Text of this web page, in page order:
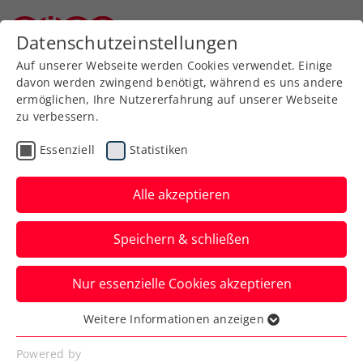
Zurück zur Newsübersicht
ATP
French Open: Misolic
verkauft sich auch gegen
Djokovic teuer
Österreichs Nummer zwei gelingt gegen
den serbischen Superstar im Endeffekt
dennoch kein Satzgewinn.
Verfasst von: Manuel Wachta, 31.05.2025
Datenschutzeinstellungen
Auf unserer Webseite werden Cookies verwendet. Einige
davon werden zwingend benötigt, während es uns andere
ermöglichen, Ihre Nutzererfahrung auf unserer Webseite
zu verbessern.
Essenziell Statistiken
Alle akzeptieren
Speichern & schließen
Nur essenzielle Cookies akzeptieren
Essenziell
Essenzielle Cookies werden für grundlegende
Weitere Informationen anzeigen
Powered by